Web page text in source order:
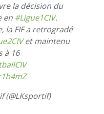
la décision du
en #Ligue1CIV.
la FIF a retrogradé
et maintenu
à 16
(@LKsportif)